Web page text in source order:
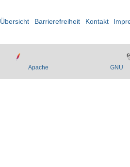
Übersicht Barrierefreiheit Kontakt
Apache GNU